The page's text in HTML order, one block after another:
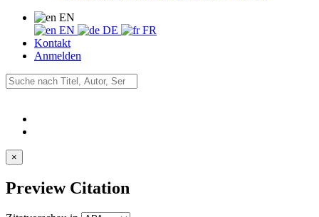
EN
EN
DE
FR
Kontakt
Anmelden
×
Preview Citation